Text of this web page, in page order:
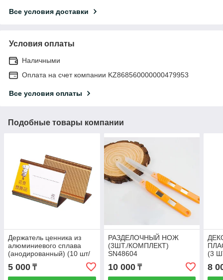
Все условия доставки
Условия оплаты
Наличными
Оплата на счет компании KZ868560000000479953
Все условия оплаты
Подобные товары компании
Держатель ценника из
алюминиевого сплава
(анодированный) (10 шт/
комплект) (SN85706)
5 000 ₸
РАЗДЕЛОЧНЫЙ НОЖ
(3ШТ./КОМПЛЕКТ)
SN48604
10 000₸
(3
8